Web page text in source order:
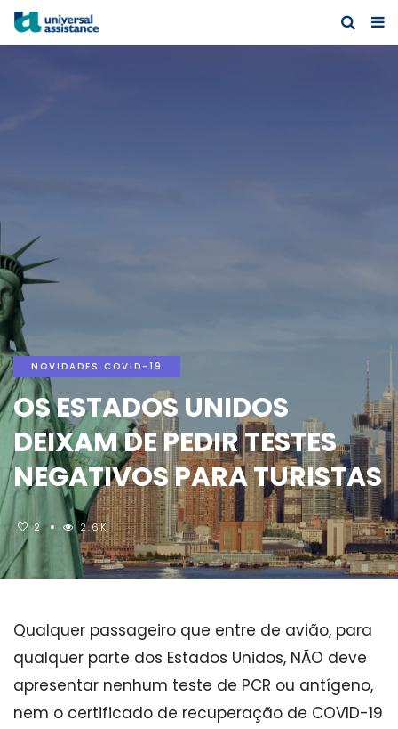
NOVIDADES COVID-19
OS ESTADOS UNIDOS
DEIXAM DE PEDIR TESTES
NEGATIVOS PARA TURISTAS
2 2.6K
Qualquer passageiro que entre de avião, para
qualquer parte dos Estados Unidos, NÃO deve
apresentar nenhum teste de PCR ou antígeno,
nem o certificado de recuperação de COVID-19